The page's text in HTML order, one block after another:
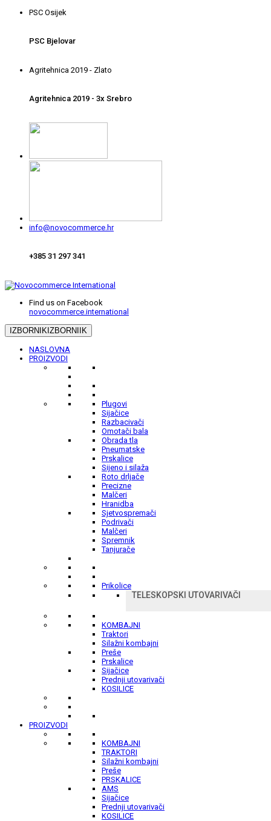
PSC Osijek
PSC Bjelovar
Agritehnica 2019 - Zlato
Agritehnica 2019 - 3x Srebro
info@novocommerce.hr
+385 31 297 341
Find us on Facebook
novocommerce.international
IZBORNIKIZBORNIIK
NASLOVNA
PROIZVODI
Plugovi
Sijačice
Razbacivači
Omotači bala
Obrada tla
Pneumatske
Prskalice
Sijeno i silaža
Roto drljače
Precizne
Malčeri
Hranidba
Sjetvospremači
Podrivači
Malčeri
Spremnik
Tanjurače
Prikolice
TELESKOPSKI UTOVARIVAČI
KOMBAJNI
Traktori
Silažni kombajni
Preše
Prskalice
Sijačice
Prednji utovarivači
KOSILICE
PROIZVODI
KOMBAJNI
TRAKTORI
Silažni kombajni
Preše
PRSKALICE
AMS
Sijačice
Prednji utovarivači
KOSILICE